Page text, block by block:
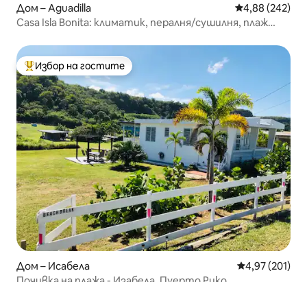
Дом – Aguadilla Средна
4,88 (242)
Casa Isla Bonita: климатик, пералня/сушилня, плаж
Най-популярен избор на гостите
Избор на гостите
Дом – Исабела Средна
4,97 (201)